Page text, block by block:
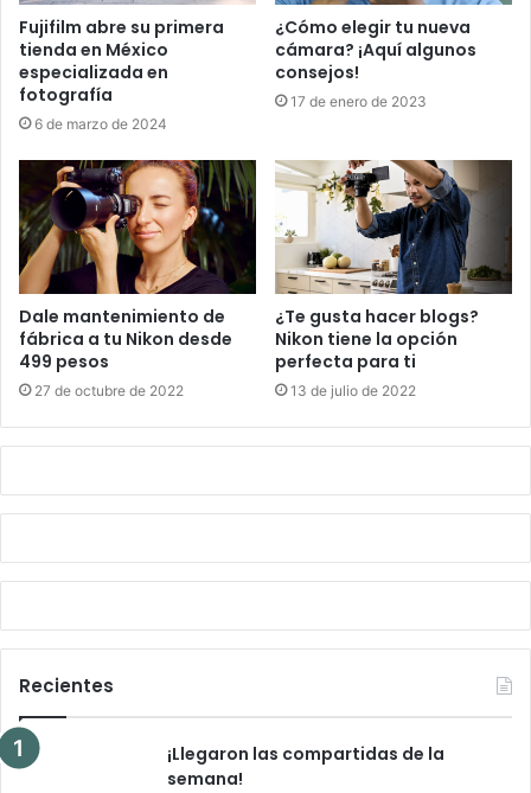
Fujifilm abre su primera
tienda en México
especializada en
fotografía
6 de marzo de 2024
¿Cómo elegir tu nueva
cámara? ¡Aquí algunos
consejos!
17 de enero de 2023
Dale mantenimiento de
fábrica a tu Nikon desde
499 pesos
27 de octubre de 2022
¿Te gusta hacer blogs?
Nikon tiene la opción
perfecta para ti
13 de julio de 2022
Recientes
¡Llegaron las compartidas de la
semana!